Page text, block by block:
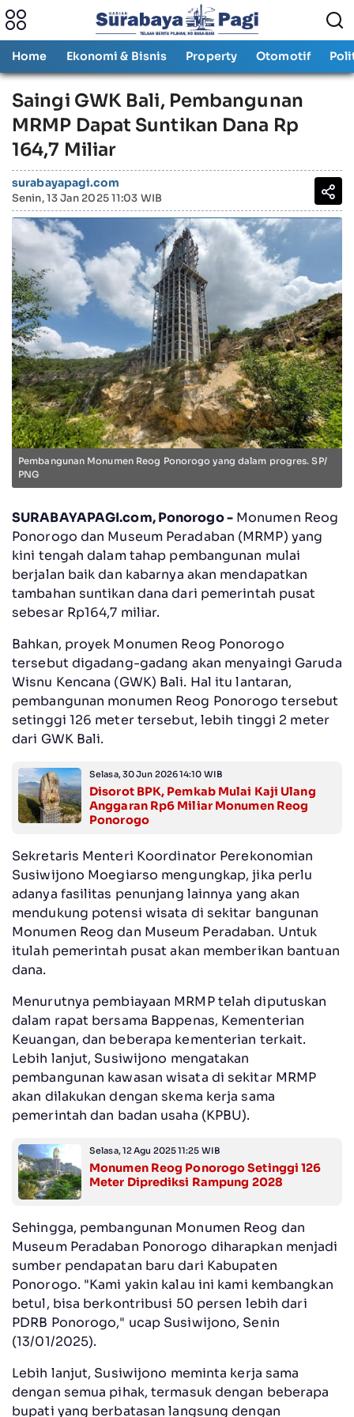
Home Ekonomi & Bisnis Property Otomotif
Saingi GWK Bali, Pembangunan
MRMP Dapat Suntikan Dana Rp
164,7 Miliar
surabayapagi.com
Senin, 13 Jan 2025 11:03 WIB
Pembangunan Monumen Reog Ponorogo yang dalam progres. SP/
PNG
SURABAYAPAGI.com, Ponorogo -Monumen Reog
Ponorogo dan Museum Peradaban (MRMP) yang
kini tengah dalam tahap pembangunan mulai
berjalan baik dan kabarnya akan mendapatkan
tambahan suntikan dana dari pemerintah pusat
sebesar Rp164,7 miliar.
Bahkan, proyek Monumen Reog Ponorogo
tersebut digadang-gadang akan menyaingi Garuda
Wisnu Kencana (GWK) Bali. Hal itu lantaran,
pembangunan monumen Reog Ponorogo tersebut
setinggi 126 meter tersebut, lebih tinggi 2 meter
dari GWK Bali.
Selasa, 30 Jun 2026 14:10 WIB
Disorot BPK, Pemkab Mulai Kaji Ulang
Anggaran Rp6 Miliar Monumen Reog
Ponorogo
Sekretaris Menteri Koordinator Perekonomian
Susiwijono Moegiarso mengungkap, jika perlu
adanya fasilitas penunjang lainnya yang akan
mendukung potensi wisata di sekitar bangunan
Monumen Reog dan Museum Peradaban. Untuk
itulah pemerintah pusat akan memberikan bantuan
dana.
Menurutnya pembiayaan MRMP telah diputuskan
dalam rapat bersama Bappenas, Kementerian
Keuangan, dan beberapa kementerian terkait.
Lebih lanjut, Susiwijono mengatakan
pembangunan kawasan wisata di sekitar MRMP
akan dilakukan dengan skema kerja sama
pemerintah dan badan usaha (KPBU).
Selasa, 12 Agu 2025 11:25 WIB
Monumen Reog Ponorogo Setinggi 126
Meter Diprediksi Rampung 2028
Sehingga, pembangunan Monumen Reog dan
Museum Peradaban Ponorogo diharapkan menjadi
sumber pendapatan baru dari Kabupaten
Ponorogo. "Kami yakin kalau ini kami kembangkan
betul, bisa berkontribusi 50 persen lebih dari
PDRB Ponorogo," ucap Susiwijono, Senin
(13/01/2025).
Lebih lanjut, Susiwijono meminta kerja sama
dengan semua pihak, termasuk dengan beberapa
bupati yang berbatasan langsung dengan